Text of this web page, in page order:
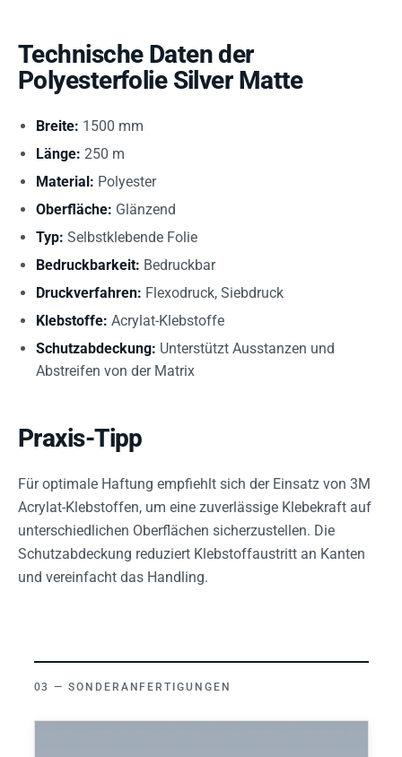
Technische Daten der
Polyesterfolie Silver Matte
Breite: 1500 mm
Länge: 250 m
Material: Polyester
Oberfläche: Glänzend
Typ: Selbstklebende Folie
Bedruckbarkeit: Bedruckbar
Druckverfahren: Flexodruck, Siebdruck
Klebstoffe: Acrylat-Klebstoffe
Schutzabdeckung: Unterstützt Ausstanzen und
Abstreifen von der Matrix
Praxis-Tipp
Für optimale Haftung empfiehlt sich der Einsatz von 3M
Acrylat-Klebstoffen, um eine zuverlässige Klebekraft auf
unterschiedlichen Oberflächen sicherzustellen. Die
Schutzabdeckung reduziert Klebstoffaustritt an Kanten
und vereinfacht das Handling.
SONDERANFERTIGUNGEN